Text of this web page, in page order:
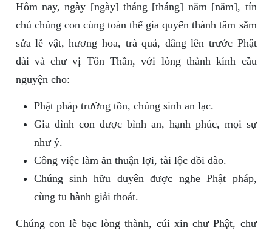
Hôm nay, ngày [ngày] tháng [tháng] năm [năm], tín
chủ chúng con cùng toàn thể gia quyến thành tâm sắm
sửa lễ vật, hương hoa, trà quả, dâng lên trước Phật
đài và chư vị Tôn Thần, với lòng thành kính cầu
nguyện cho:
Phật pháp trường tồn, chúng sinh an lạc.
Gia đình con được bình an, hạnh phúc, mọi sự
như ý.
Công việc làm ăn thuận lợi, tài lộc dồi dào.
Chúng sinh hữu duyên được nghe Phật pháp,
cùng tu hành giải thoát.
Chúng con lễ bạc lòng thành, cúi xin chư Phật, chư